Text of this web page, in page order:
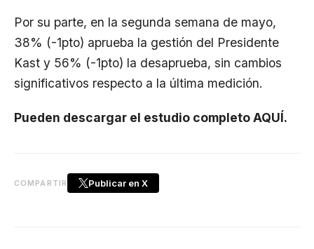
Por su parte, en la segunda semana de mayo,
38% (-1pto) aprueba la gestión del Presidente
Kast y 56% (-1pto) la desaprueba, sin cambios
significativos respecto a la última medición.
Pueden descargar el estudio completo AQUÍ.
COMPARTIR Publicar en X